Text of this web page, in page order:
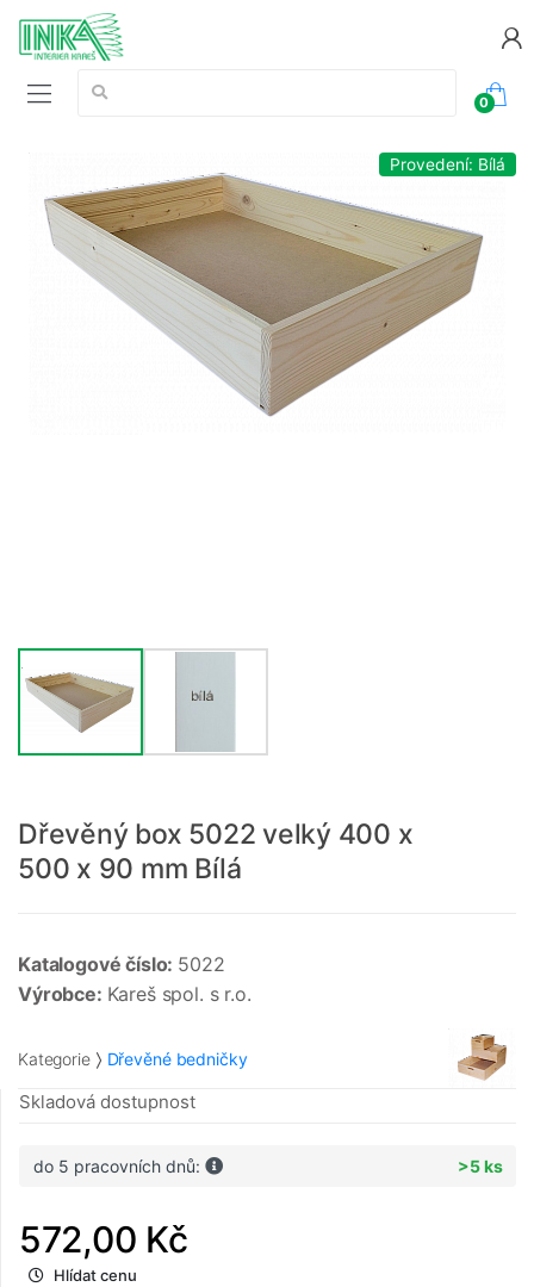
Vyhledávání:
0
Provedení: Bílá
Dřevěný box 5022 velký 400 x
500 x 90 mm Bílá
Katalogové číslo: 5022
Výrobce: Kareš spol. s r.o.
Kategorie Dřevěné bedničky
Skladová dostupnost
do 5 pracovních dnů: >5 ks
572,00 Kč
Hlídat cenu